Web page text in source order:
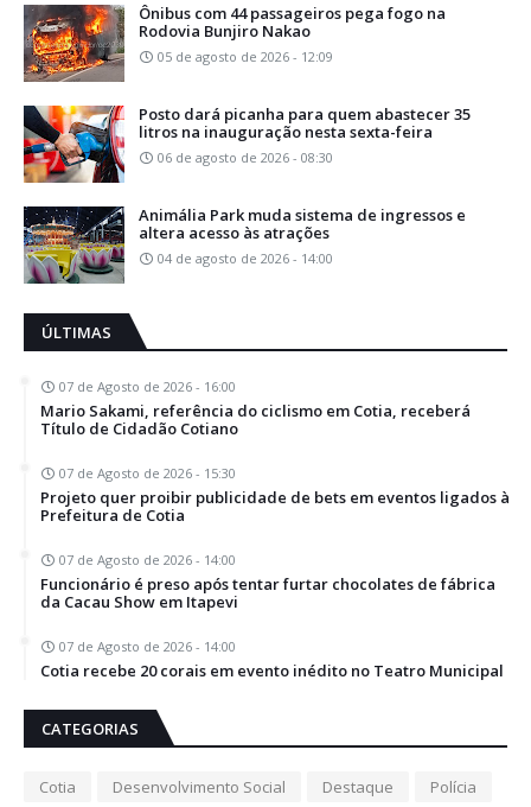
Ônibus com 44 passageiros pega fogo na
Rodovia Bunjiro Nakao
05 de agosto de 2026 - 12:09
Posto dará picanha para quem abastecer 35
litros na inauguração nesta sexta-feira
06 de agosto de 2026 - 08:30
Animália Park muda sistema de ingressos e
altera acesso às atrações
04 de agosto de 2026 - 14:00
ÚLTIMAS
07 de Agosto de 2026 - 16:00
Mario Sakami, referência do ciclismo em Cotia, receberá
Título de Cidadão Cotiano
07 de Agosto de 2026 - 15:30
Projeto quer proibir publicidade de bets em eventos ligados à
Prefeitura de Cotia
07 de Agosto de 2026 - 14:00
Funcionário é preso após tentar furtar chocolates de fábrica
da Cacau Show em Itapevi
07 de Agosto de 2026 - 14:00
Cotia recebe 20 corais em evento inédito no Teatro Municipal
CATEGORIAS
Cotia Desenvolvimento Social Destaque
Polícia